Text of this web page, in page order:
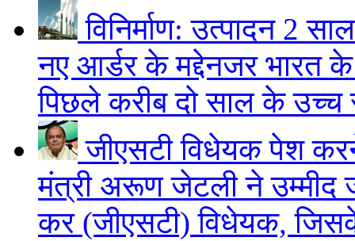
विनिर्माण: उत्पादन 2
नए आर्डर के मद्देनजर भारत के
पिछले करीब दो साल के उच्च
जीएसटी विधेयक पेश
मंत्री अरूण जेटली ने उम्मीद
कर (जीएसटी) विधेयक,